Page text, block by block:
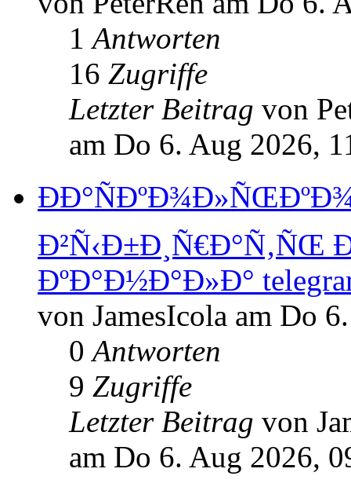
1Antworten
16 Zugriffe
Letzter Beitrag von
am Do 6. Aug 2026,
ÐºÐ°Ð½Ð°Ð»Ð°
von JamesIcola am Do
0Antworten
9 Zugriffe
Letzter Beitrag von
am Do 6. Aug 2026,